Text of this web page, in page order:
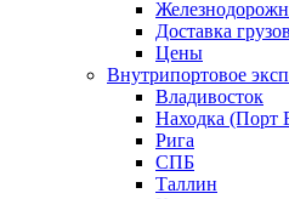
Доставка
Цены
Внутрипортовое
Владивосток
Находка (Порт
Рига
СПБ
Таллин